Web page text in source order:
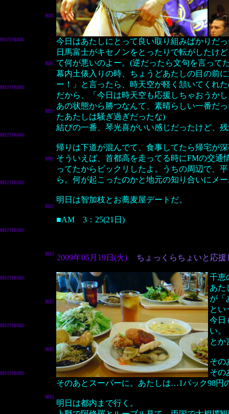
今日はあたしにとって良い取り組みばかりだ
日馬富士がキセノンをとったりで転がしたけ
て何が悪いのよー。(逆だったら文句を言って
幕内土俵入りの時、ちょうどあたしの目の前
ー！」と言ったら、時天空が軽く頷いてくれ
だから、「今日は時天空も応援しちゃおうか
あの状態から勝つなんて、素晴らしい一番だ
たあたしは騒ぎ過ぎだったな)
結びの一番、琴光喜がいい感じだったけど、
帰りは下道が混んでて、食事してたら帰宅が
そういえば、首都高を走ってる時にFMの交通
ってたからビックリしたよ。うちの周辺で、
ら。何が起こったのかと地元の知り合いにメ
明日は智加枝とお蕎麦屋デートだ。
■AM 3：25(21日)
2009年05月19日(火) ちょっくらちょいと応援
千恵
あた
が「
とい
今日
い
とか
その
その
そのあとスーパーに。あたしは…1パック98円
明日は都内まで行く。